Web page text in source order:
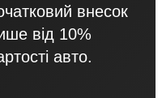
внесок
від 10%
авто.